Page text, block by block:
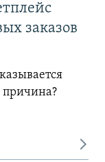
заказов
причина?